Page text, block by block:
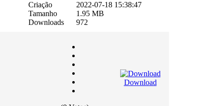
Criação
Tamanho
Downloads
2022-07-18 15:38:47
1.95 MB
972
Download